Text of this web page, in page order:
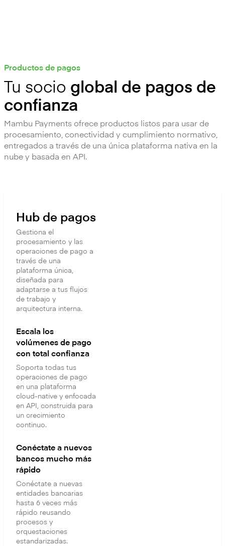
Productos de pagos
Tu socio global de pagos de
confianza
Mambu Payments ofrece productos listos para usar de
procesamiento, conectividad y cumplimiento normativo,
entregados a través de una única plataforma nativa en la
nube y basada en API.
Hub de pagos
Gestiona el
procesamiento y las
operaciones de pago a
través de una
plataforma única,
diseñada para
adaptarse a tus flujos
de trabajo y
arquitectura interna.
Escala los
volúmenes de pago
con total confianza
Soporta todas tus
operaciones de pago
en una plataforma
cloud-native y enfocada
en API, construida para
un crecimiento
continuo.
Conéctate a nuevos
bancos mucho más
rápido
Conéctate a nuevas
entidades bancarias
hasta 6 veces más
rápido reusando
procesos y
orquestaciones
estandarizadas.